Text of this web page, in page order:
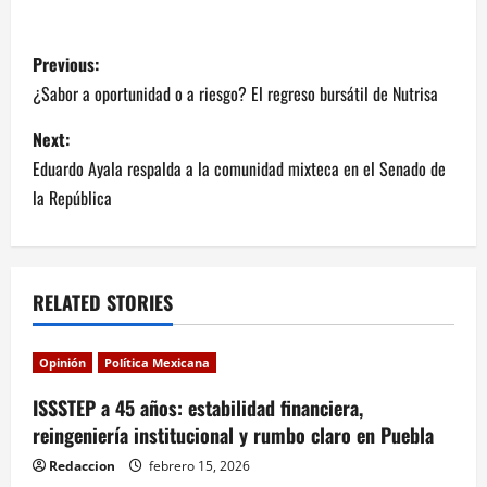
P
o
s
t
n
a
v
i
g
a
Previous:
¿Sabor a oportunidad o a riesgo? El regreso bursátil de Nutrisa
Next:
Eduardo Ayala respalda a la comunidad mixteca en el Senado de
la República
RELATED STORIES
Opinión Política Mexicana
ISSSTEP a 45 años: estabilidad financiera,
reingeniería institucional y rumbo claro en Puebla
Redaccion febrero 15, 2026